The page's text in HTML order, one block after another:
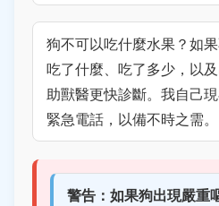
狗不可以吃什麼水果？如
吃了什麼、吃了多少，以
助獸醫更快診斷。我自己
緊急電話，以備不時之需。
警告：如果狗出現嚴重